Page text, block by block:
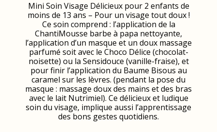
Mini Soin Visage Délicieux pour 2 enfants de
moins de 13 ans – Pour un visage tout doux !
Ce soin comprend : l’application de la
ChantiMousse barbe à papa nettoyante,
l’application d’un masque et un doux massage
parfumé soit avec le Choco Délice (chocolat-
noisette) ou la Sensidouce (vanille-fraise), et
pour finir l’application du Baume Bisous au
caramel sur les lèvres. (pendant la pose du
masque : massage doux des mains et des bras
avec le lait Nutrimiel). Ce délicieux et ludique
soin du visage, implique aussi l’apprentissage
des bons gestes quotidiens.